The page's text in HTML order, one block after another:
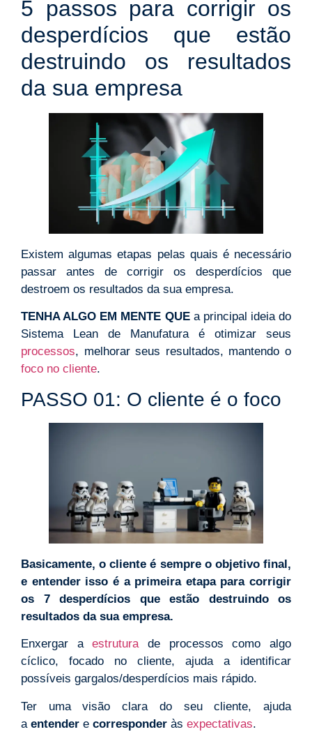
5 passos para corrigir os
desperdícios que estão
destruindo os resultados
da sua empresa
Existem algumas etapas pelas quais é necessário
passar antes de corrigir os desperdícios que
destroem os resultados da sua empresa.
TENHA ALGO EM MENTE QUEa principal ideia do
Sistema Lean de Manufatura é otimizar seus
processos, melhorar seus resultados, mantendo o
foco no cliente.
PASSO 01: O cliente é o foco
Basicamente, o cliente é sempre o objetivo final,
e entender isso é a primeira etapa para corrigir
os 7 desperdícios que estão destruindo os
resultados da sua empresa.
Enxergar aestruturade processos como algo
cíclico, focado no cliente, ajuda a identificar
possíveis gargalos/desperdícios mais rápido.
Ter uma visão clara do seu cliente, ajuda
a entender e corresponder às expectativas.